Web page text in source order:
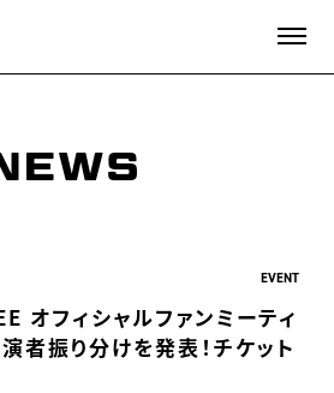
EVENT
オフィシャルファンミーティ
者振り分けを発表！チケット